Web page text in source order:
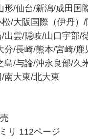
形/仙台/新潟/成田国
/大阪国際（伊丹）
出雲/隠岐/山口宇部/
分/長崎/熊本/宮崎/鹿
島/与論/沖永良部/久
南大東/北大東
リ 112ページ